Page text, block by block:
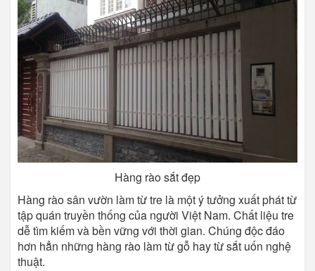
Hàng rào sắt đẹp
Hàng rào sân vườn làm từ tre là một ý tưởng xuất phát từ
tập quán truyền thống của người Việt Nam. Chất liệu tre
dễ tìm kiếm và bền vững với thời gian. Chúng độc đáo
hơn hẳn những hàng rào làm từ gỗ hay từ sắt uốn nghệ
thuật.